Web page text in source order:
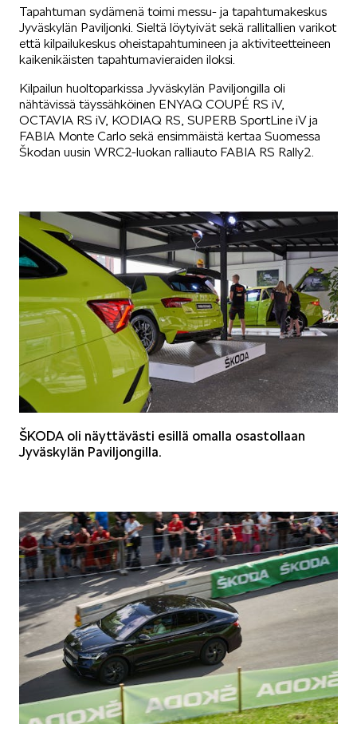
VASTUULLISUUS
ŠKODA 130 VUOTTA
ŠKODA MEDIASSA
SPONSOROINTI & YHTEISTYÖ
KLASSIKOT
RALLI
Tapahtuman sydämenä toimi messu- ja tapahtumakeskus
Jyväskylän Paviljonki. Sieltä löytyivät sekä rallitallien varikot
että kilpailukeskus oheistapahtumineen ja aktiviteetteineen
kaikenikäisten tapahtumavieraiden iloksi.
Kilpailun huoltoparkissa Jyväskylän Paviljongilla oli
nähtävissä täyssähköinen ENYAQ COUPÉ RS iV,
OCTAVIA RS iV, KODIAQ RS, SUPERB SportLine iV ja
FABIA Monte Carlo sekä ensimmäistä kertaa Suomessa
Škodan uusin WRC2-luokan ralliauto FABIA RS Rally2.
ŠKODA oli näyttävästi esillä omalla osastollaan
Jyväskylän Paviljongilla.